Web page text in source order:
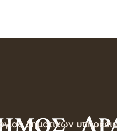
δημοτικών